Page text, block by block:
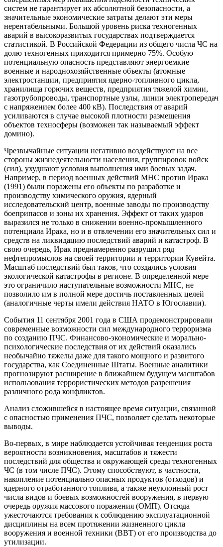
систем не гарантирует их абсолютной безопасности, а
значительные экономические затраты делают эти меры
нерентабельными. Большой уровень риска техногенных
аварий в высокоразвитых государствах подтверждается
статистикой. В Российской Федерации из общего числа ЧС на
долю техногенных приходится примерно 75%. Особую
потенциальную опасность представляют энергоемкие
военные и народнохозяйственные объекты (атомные
электростанции, предприятия ядерно-топливного цикла,
хранилища горючих веществ, предприятия тяжелой химии,
газотрубопроводы, транспортные узлы, линии электропередач
с напряжением более 400 кВ). Последствия от аварий
усиливаются в случае высокой плотности размещения
объектов техносферы (возможен так называемый эффект
домино).
Чрезвычайные ситуации негативно воздействуют на все
стороны жизнедеятельности населения, группировок войск
(сил), ухудшают условия выполнения ими боевых задач.
Например, в период военных действий МНС против Ирака
(1991) были поражены его объекты по разработке и
производству химического оружия, ядерный
исследовательский центр, военные заводы по производству
боеприпасов и зоны их хранения. Эффект от таких ударов
выразился не только в снижении военно-промышленного
потенциала Ирака, но и в отвлечении его значительных сил и
средств на ликвидацию последствий аварий и катастроф. В
свою очередь, Ирак преднамеренно разрушил ряд
нефтепромыслов на своей территории и территории Кувейта.
Масштаб последствий был таков, что создались условия
экологической катастрофы в регионе. В определенной мере
это ограничило наступательные возможности МНС, не
позволило им в полной мере достичь поставленных целей
(аналогичные черты имели действия НАТО в Югославии).
События 11 сентября 2001 года в США продемонстрировали
современные возможности сил международного терроризма
по созданию ПЧС. Финансово-экономические и морально-
психологические последствия от их действий оказались
необычайно тяжелы даже для такого мощного и развитого
государства, как Соединенные Штаты. Военные аналитики
прогнозируют расширение в ближайшем будущем масштабов
использования террористических методов разрешения
различного рода конфликтов.
Анализ сложившейся в настоящее время ситуации, связанной
с опасностью применения ПЧС, позволяет сделать некоторые
выводы.
Во-первых, в мире наблюдается устойчивая тенденция роста
вероятности возникновения, масштабов и тяжести
последствий для общества и окружающей среды техногенных
ЧС (в том числе ПЧС). Этому способствуют, в частности,
накопление потенциально опасных продуктов (отходов) и
ядерного отработанного топлива, а также неуклонный рост
числа видов и боевых возможностей вооружения, в первую
очередь оружия массового поражения (ОМП). Отсюда
ужесточаются требования к соблюдению эксплуатационной
дисциплины на всем протяжении жизненного цикла
вооружения и военной техники (ВВТ) от его производства до
утилизации.